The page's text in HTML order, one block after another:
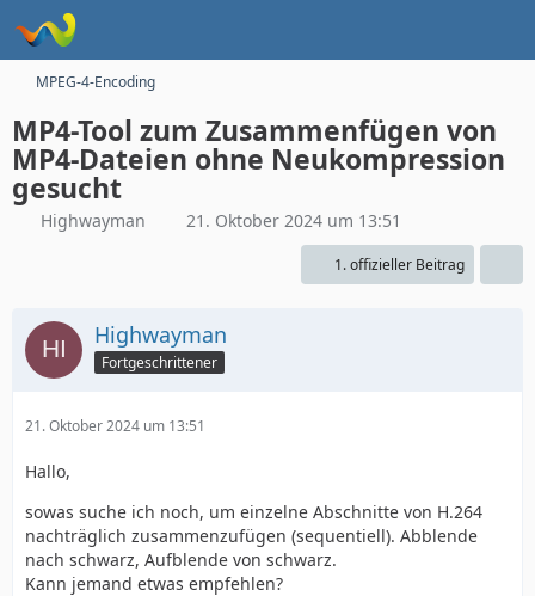
MPEG-4-Encoding
MP4-Tool zum Zusammenfügen von
MP4-Dateien ohne Neukompression
gesucht
Highwayman 21. Oktober 2024 um 13:51
1. offizieller Beitrag
Highwayman
Fortgeschrittener
21. Oktober 2024 um 13:51
Hallo,
sowas suche ich noch, um einzelne Abschnitte von H.264
nachträglich zusammenzufügen (sequentiell). Abblende
nach schwarz, Aufblende von schwarz.
Kann jemand etwas empfehlen?